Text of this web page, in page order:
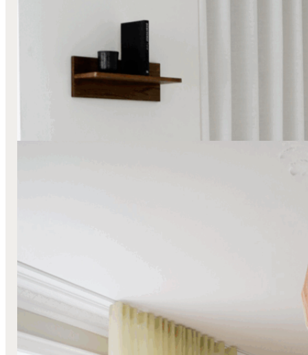
Hjemlig hygge hos Freja Bak Josias
Foldegardiner
Hos Amanda Bodenhoff
Læs mere